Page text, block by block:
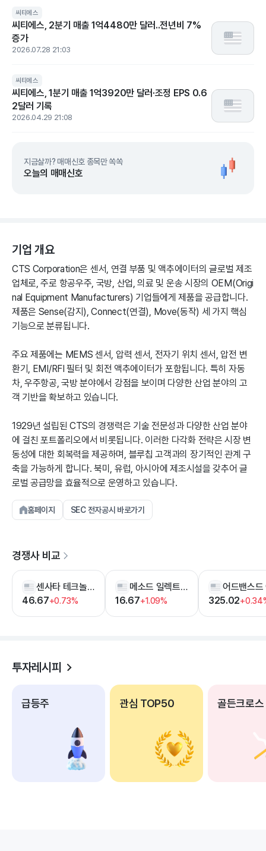
씨티에스
씨티에스, 2분기 매출 1억4480만 달러..전년비 7%
증가
2026.07.28 21:03
씨티에스
씨티에스, 1분기 매출 1억3920만 달러·조정 EPS 0.6
2달러 기록
2026.04.29 21:08
지금살까? 매매신호 종목만 쏙쏙
오늘의 매매신호
기업 개요
CTS Corporation은 센서, 연결 부품 및 액추에이터의 글로벌 제조
업체로, 주로 항공우주, 국방, 산업, 의료 및 운송 시장의 OEM(Origi
nal Equipment Manufacturers) 기업들에게 제품을 공급합니다.
제품은 Sense(감지), Connect(연결), Move(동작) 세 가지 핵심
기능으로 분류됩니다.
주요 제품에는 MEMS 센서, 압력 센서, 전자기 위치 센서, 압전 변
환기, EMI/RFI 필터 및 회전 액추에이터가 포함됩니다. 특히 자동
차, 우주항공, 국방 분야에서 강점을 보이며 다양한 산업 분야의 고
객 기반을 확보하고 있습니다.
1929년 설립된 CTS의 경쟁력은 기술 전문성과 다양한 산업 분야
에 걸친 포트폴리오에서 비롯됩니다. 이러한 다각화 전략은 시장 변
동성에 대한 회복력을 제공하며, 블루칩 고객과의 장기적인 관계 구
축을 가능하게 합니다. 북미, 유럽, 아시아에 제조시설을 갖추어 글
로벌 공급망을 효율적으로 운영하고 있습니다.
홈페이지 SEC 전자공시 바로가기
경쟁사 비교
센사타 테크놀러지스 홀딩
46.67+0.73%
메소드 일렉트로닉스
16.67+1.09% 325.02
투자레시피
급등주 관심 TOP50 골든크로스